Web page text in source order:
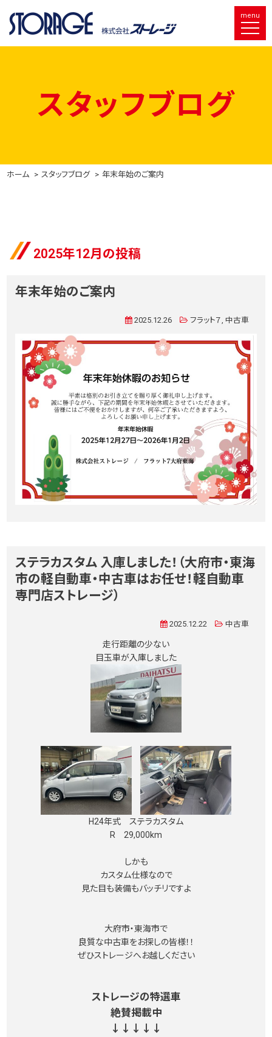
menu
スタッフブログ
ホーム スタッフブログ 年末年始のご案内
2025年12月の投稿
年末年始のご案内
2025.12.26 フラット７ 中古車
ステラカスタム 入庫しました！（大府市・東海
市の軽自動車・中古車はお任せ！軽自動車
専門店ストレージ）
2025.12.22 中古車
走行距離の少ない
目玉車が入庫しました
H24年式 ステラカスタム
R 29,000km
しかも
カスタム仕様なので
見た目も装備もバッチリですよ
大府市・東海市で
良質な中古車をお探しの皆様！！
ぜひストレージへお越しください
ストレージの特選車
絶賛掲載中
↓↓↓↓↓